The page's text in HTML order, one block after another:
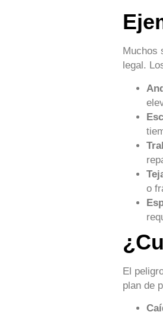
Muchos
legal.
o
El
plan de